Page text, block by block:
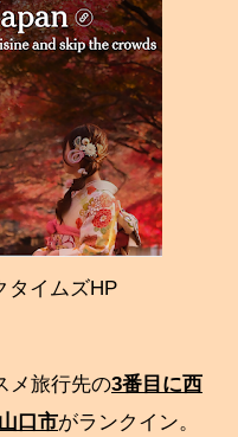
タイムズHP
メ旅行先の3番目に西
山口市がランクイン。